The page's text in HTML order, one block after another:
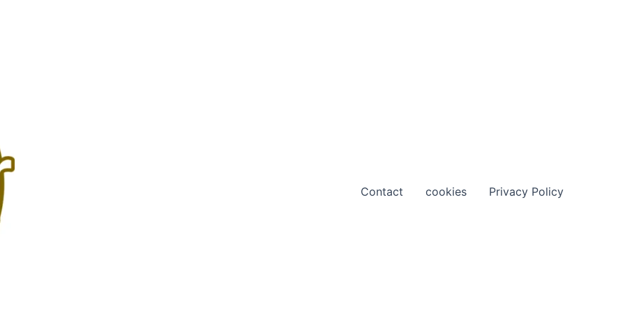
Contact cookies Privacy Policy